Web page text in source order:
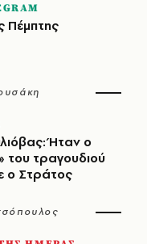
Πέμπτης
Ήταν ο
του τραγουδιού
ο Στράτος